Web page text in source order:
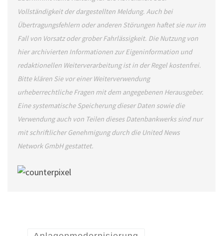
Vollständigkeit der dargestellten Meldung. Auch bei
Übertragungsfehlern oder anderen Störungen haftet sie nur im
Fall von Vorsatz oder grober Fahrlässigkeit. Die Nutzung von
hier archivierten Informationen zur Eigeninformation und
redaktionellen Weiterverarbeitung ist in der Regel kostenfrei.
Bitte klären Sie vor einer Weiterverwendung
urheberrechtliche Fragen mit dem angegebenen Herausgeber.
Eine systematische Speicherung dieser Daten sowie die
Verwendung auch von Teilen dieses Datenbankwerks sind nur
mit schriftlicher Genehmigung durch die United News
Network GmbH gestattet.